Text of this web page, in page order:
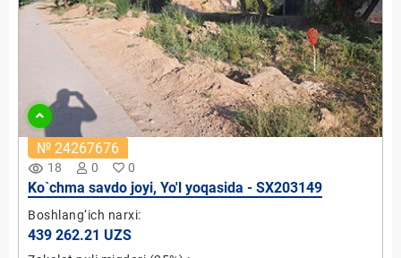
remove_red_eye 18 0 0
№ 24267676
Ko`chma savdo joyi, Yo'l yoqasida - SX203149
Boshlang‘ich narxi:
439 262.21 UZS